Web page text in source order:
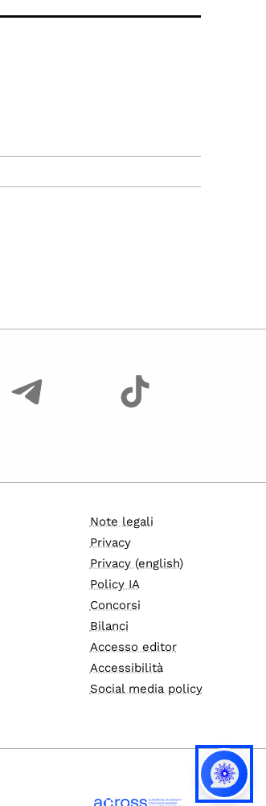
Note legali
Privacy
Privacy (english)
Policy IA
Concorsi
Bilanci
Accesso editor
Accessibilità
Social media policy